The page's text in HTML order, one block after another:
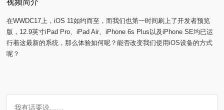
测
视
频
视频简介
在WWDC17上，iOS 11如约而至，而我们也第一时间刷上了开发者预览
版，12.9英寸iPad Pro、iPad Air、iPhone 6s Plus以及iPhone SE均已运
行着这最新的系统，那么体验如何呢？能否改变我们使用iOS设备的方式
呢？